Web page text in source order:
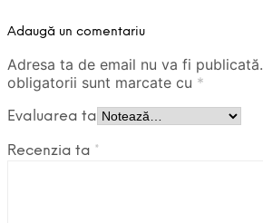
Adaugă un comentariu
Adresa ta de email nu va fi publicată.
obligatorii sunt marcate cu *
Evaluarea ta
Recenzia ta *